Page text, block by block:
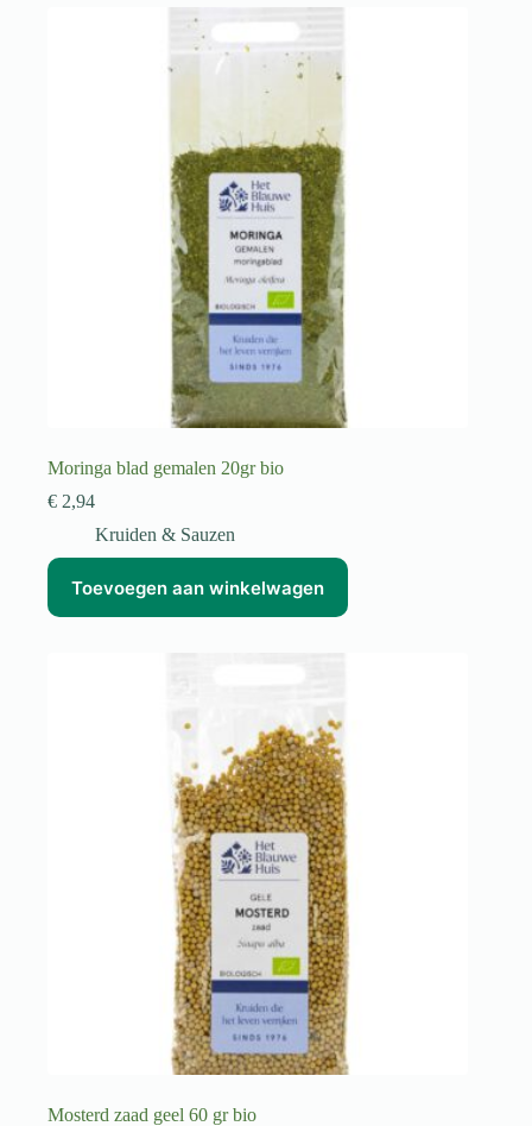
Moringa blad gemalen 20gr bio
€ 2,94
Kruiden & Sauzen
Toevoegen aan winkelwagen
Mosterd zaad geel 60 gr bio